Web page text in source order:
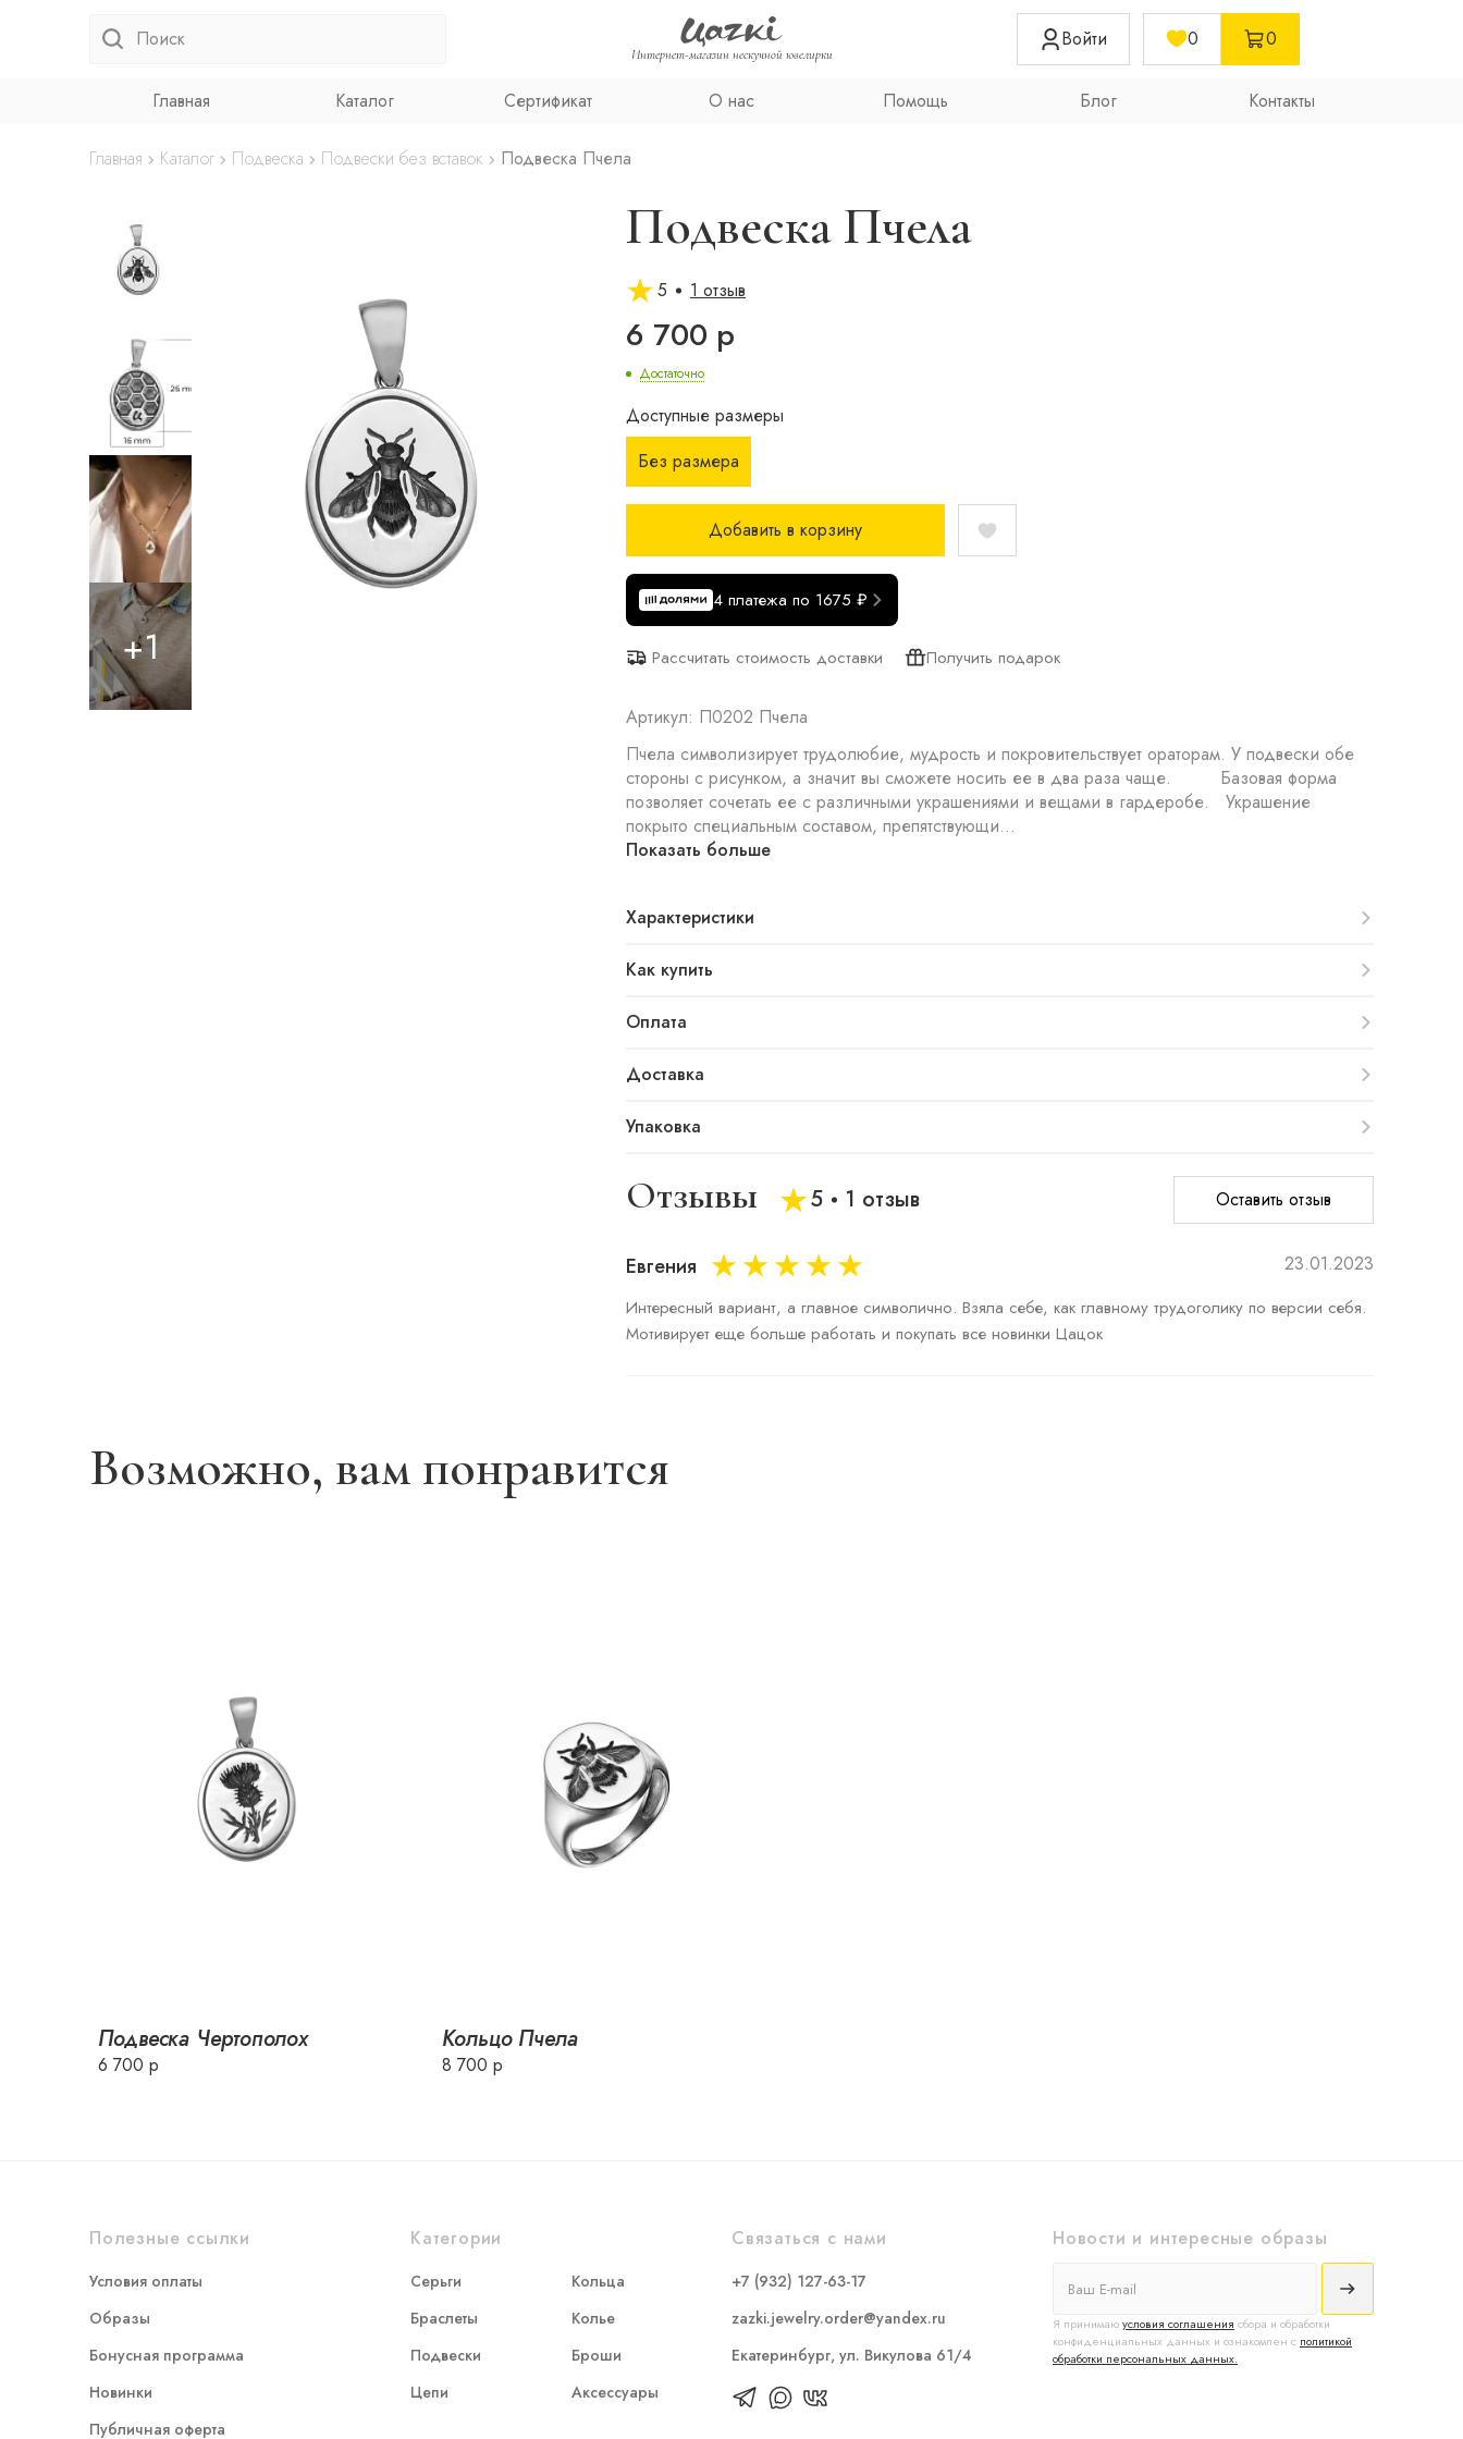
Интернет-магазин нескучной ювелирки
Войти 0 0
Главная Каталог Сертификат О нас Помощь Блог Контакты
Главная Каталог Подвеска Подвески без вставок Подвеска Пчела
Подвеска Пчела
5 1 отзыв
6 700 р
Достаточно
Доступные размеры
Без размера
Добавить в корзину
4 платежа по 1675 ₽
Рассчитать стоимость доставки Получить подарок
Артикул: П0202 Пчела
Пчела символизирует трудолюбие, мудрость и покровительствует ораторам. У подвески обе
стороны с рисунком, а значит вы сможете носить ее в два раза чаще. Базовая форма
позволяет сочетать ее с различными украшениями и вещами в гардеробе. Украшение
покрыто специальным составом, препятствующи...
Показать больше
Характеристики
Как купить
Оплата
Доставка
Упаковка
Отзывы 5 1 отзыв Оставить отзыв
Евгения 23.01.2023
Интересный вариант, а главное символично. Взяла себе, как главному трудоголику по версии себя.
Возможно, вам понравится
Подвеска Чертополох
6 700 р
Кольцо Пчела
8 700 р
Полезные ссылки
Условия оплаты
Образы
Бонусная программа
Новинки
Публичная оферта
Категории
Серьги
Кольца
Браслеты
Колье
Подвески
Броши
Цепи
Аксессуары
Связаться с нами
+7 (932) 127-63-17
zazki.jewelry.order@yandex.ru
Екатеринбург, ул. Викулова 61/4
Новости и интересные образы
Я принимаюусловия соглашения сбора и обработки
конфиденциальных данных и ознакомлен с политикой
обработки персональных данных.